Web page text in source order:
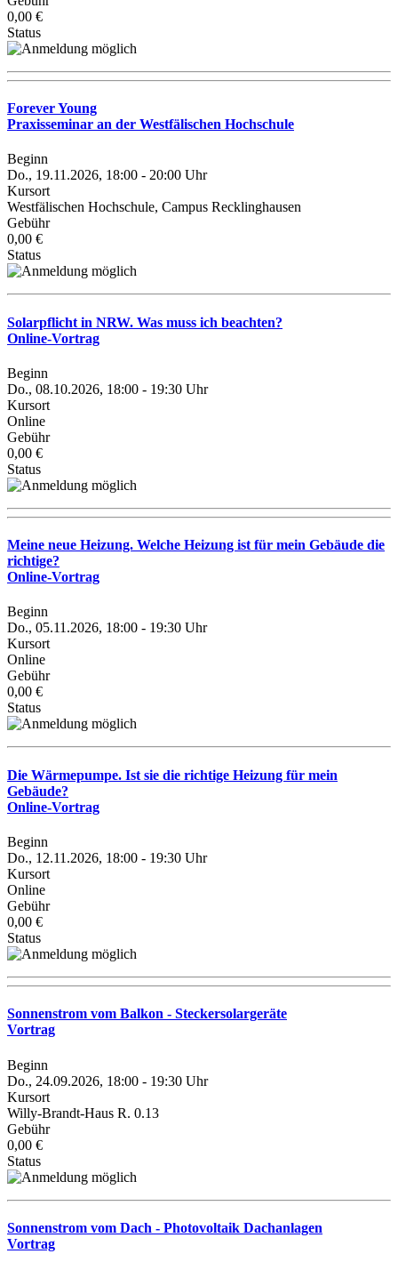
0,00 €
Status
Forever Young
Praxisseminar an der Westfälischen Hochschule
Beginn
Do., 19.11.2026, 18:00 - 20:00 Uhr
Kursort
Westfälischen Hochschule, Campus Recklinghausen
Gebühr
0,00 €
Status
Solarpflicht in NRW. Was muss ich beachten?
Online-Vortrag
Beginn
Do., 08.10.2026, 18:00 - 19:30 Uhr
Kursort
Online
Gebühr
0,00 €
Status
Meine neue Heizung. Welche Heizung ist für mein Gebäude die
richtige?
Online-Vortrag
Beginn
Do., 05.11.2026, 18:00 - 19:30 Uhr
Kursort
Online
Gebühr
0,00 €
Status
Die Wärmepumpe. Ist sie die richtige Heizung für mein
Gebäude?
Online-Vortrag
Beginn
Do., 12.11.2026, 18:00 - 19:30 Uhr
Kursort
Online
Gebühr
0,00 €
Status
Sonnenstrom vom Balkon - Steckersolargeräte
Vortrag
Beginn
Do., 24.09.2026, 18:00 - 19:30 Uhr
Kursort
Willy-Brandt-Haus R. 0.13
Gebühr
0,00 €
Status
Sonnenstrom vom Dach - Photovoltaik Dachanlagen
Vortrag